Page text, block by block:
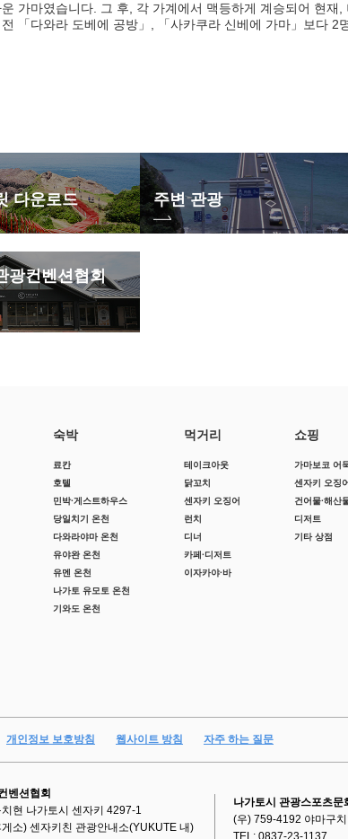
가마였습니다. 그 후, 각 가계에서 맥등하게 계승되어 현재
「다와라 도베에 공방」, 「사카쿠라 신베에 가마」보다 2
다운로드 주변 관광
광컨벤션협회
숙박
료칸
호텔
민박·게스트하우스
당일치기 온천
다와라야마 온천
유야완 온천
유멘 온천
나가토 유모토 온천
기와도 온천
먹거리
테이크아웃
닭꼬치
센자키 오징어
런치
디너
카페·디저트
이자카야·바
쇼핑
가마보코 어
센자키 오징어
건어물·해산
디저트
기타 상점
개인정보 보호방침 웹사이트 방침 자주 하는 질문
벤션협회
현 나가토시 센자키 4297-1
소) 센자키친 관광안내소(YUKUTE 내)
나가토시 관광스포츠문
(우) 759-4192 야마구
TEL: 0837-23-1137